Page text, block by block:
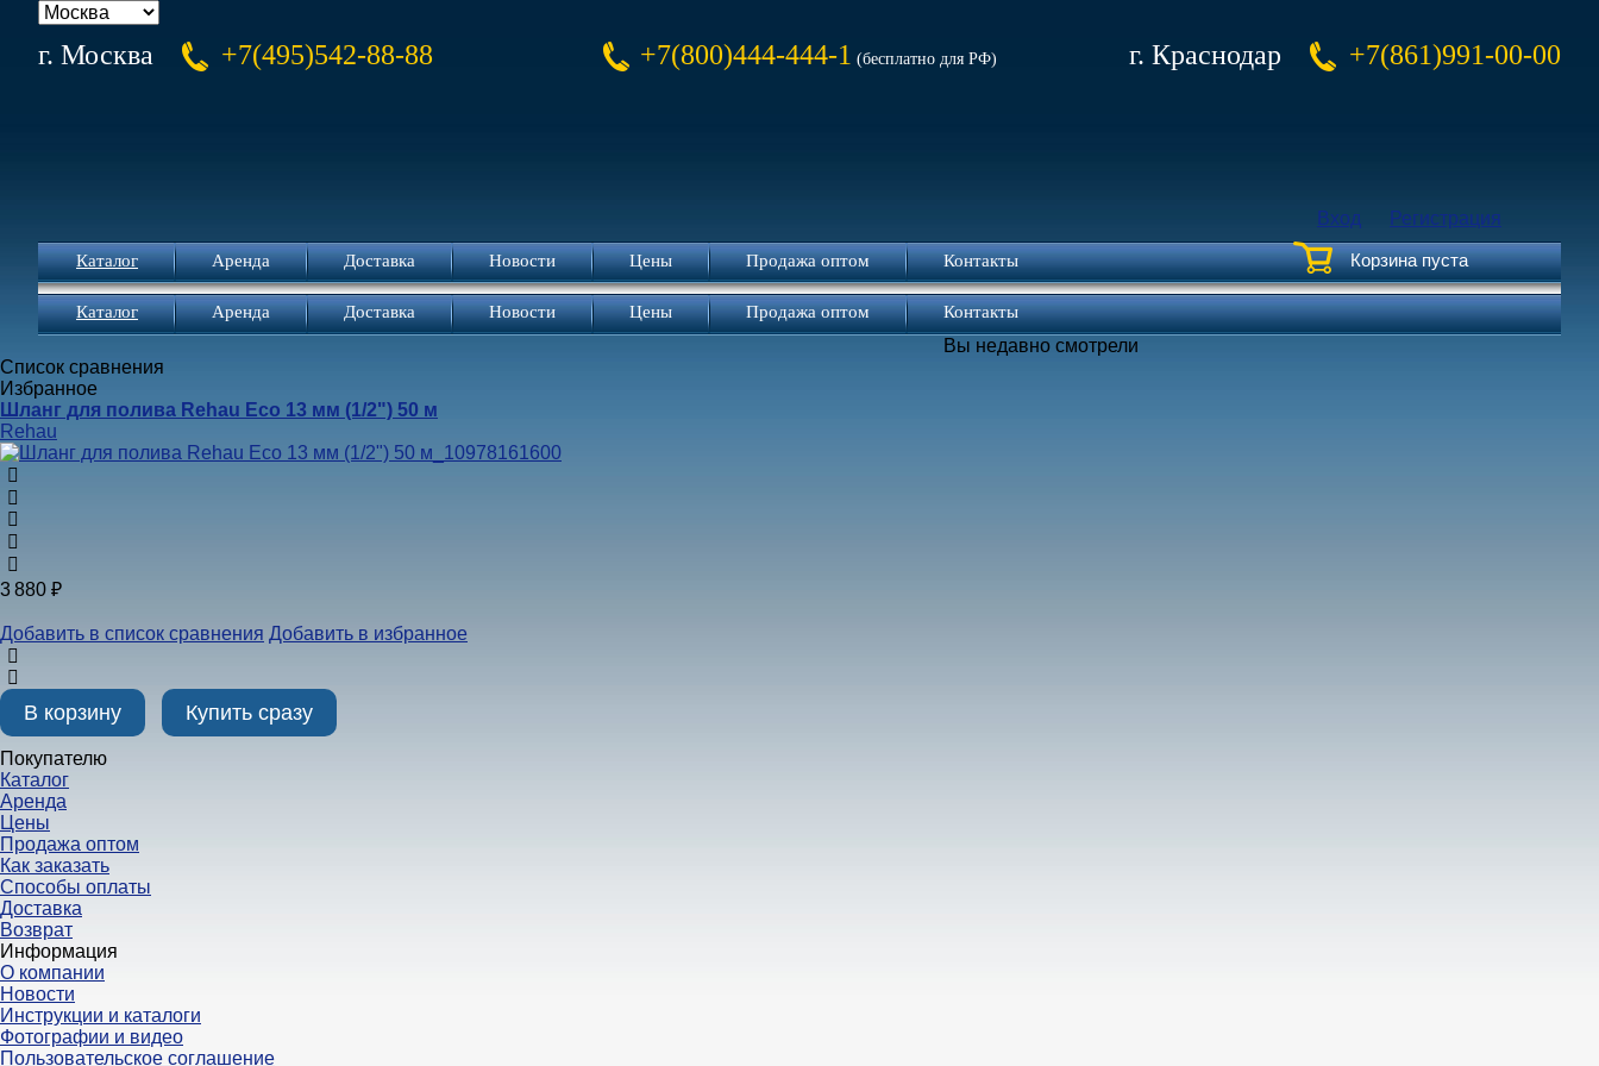
г. Москва +7(495)542-88-88 +7(800)444-444-1 (бесплатно для РФ) г. Краснодар +7(861)991-00-00
Вход Регистрация
Каталог Аренда Доставка Новости Цены Продажа оптом Контакты Корзина пуста
Каталог Аренда Доставка Новости Цены Продажа оптом Контакты
Вы недавно смотрели
Список сравнения
Избранное
Шланг для полива Rehau Eco 13 мм (1/2ʺ) 50 м
Rehau
3 880 ₽
Добавить в список сравнения Добавить в избранное
В корзину Купить сразу
Покупателю
Каталог
Аренда
Цены
Продажа оптом
Как заказать
Способы оплаты
Доставка
Возврат
Информация
О компании
Новости
Инструкции и каталоги
Фотографии и видео
Пользовательское соглашение